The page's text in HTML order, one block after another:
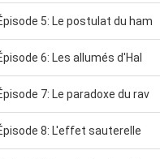
5: Le postulat du ham
6: Les allumés d'Hal
7: Le paradoxe du rav
8: L'effet sauterelle